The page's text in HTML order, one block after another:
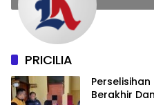
PRICILIA
Berakhir